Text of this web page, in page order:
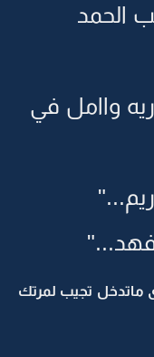
الحمد
واامل في
ماتدخل تجيب لمرتك